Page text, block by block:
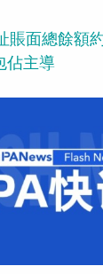
賬面總餘額
佔主導